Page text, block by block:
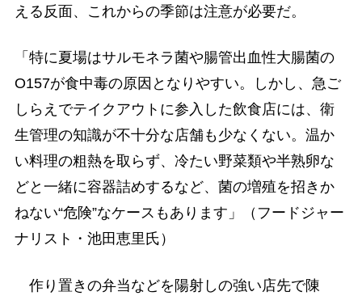
える反面、これからの季節は注意が必要だ。
「特に夏場はサルモネラ菌や腸管出血性大腸菌の
O157が食中毒の原因となりやすい。しかし、急ご
しらえでテイクアウトに参入した飲食店には、衛
生管理の知識が不十分な店舗も少なくない。温か
い料理の粗熱を取らず、冷たい野菜類や半熟卵な
どと一緒に容器詰めするなど、菌の増殖を招きか
ねない“危険”なケースもあります」（フードジャー
ナリスト・池田恵里氏）
作り置きの弁当などを陽射しの強い店先で陳